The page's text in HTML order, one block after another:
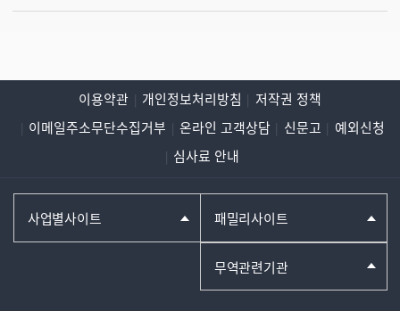
이용약관 개인정보처리방침
저작권 정책
이메일주소무단수집거부
온라인 고객상담 신문고
예외신청
심사료 안내
사업별사이트 패밀리사이트
무역관련기관